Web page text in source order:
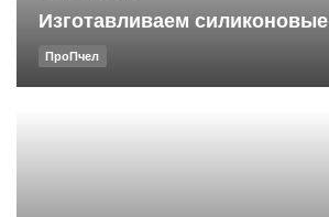
Изготавливаем
ПроПчел